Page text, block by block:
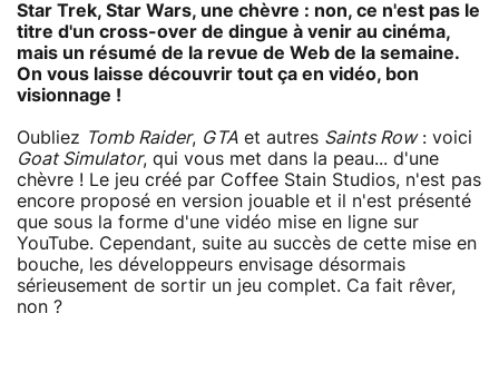
Star Trek, Star Wars, une chèvre : non, ce n'est pas le
titre d'un cross-over de dingue à venir au cinéma,
mais un résumé de la revue de Web de la semaine.
On vous laisse découvrir tout ça en vidéo, bon
visionnage !
Oubliez Tomb Raider, GTA et autres Saints Row: voici
Goat Simulator, qui vous met dans la peau... d'une
chèvre ! Le jeu créé par Coffee Stain Studios, n'est pas
encore proposé en version jouable et il n'est présenté
que sous la forme d'une vidéo mise en ligne sur
YouTube. Cependant, suite au succès de cette mise en
bouche, les développeurs envisage désormais
sérieusement de sortir un jeu complet. Ca fait rêver,
non ?